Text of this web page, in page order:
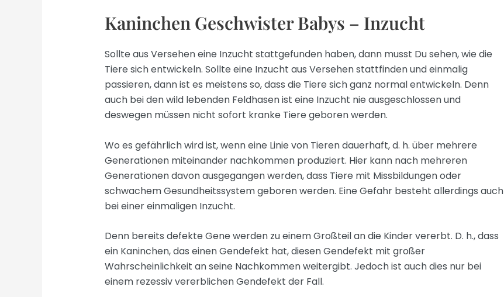
Kaninchen Geschwister Babys – Inzucht
Sollte aus Versehen eine Inzucht stattgefunden haben, dann musst Du sehen, wie die
Tiere sich entwickeln. Sollte eine Inzucht aus Versehen stattfinden und einmalig
passieren, dann ist es meistens so, dass die Tiere sich ganz normal entwickeln. Denn
auch bei den wild lebenden Feldhasen ist eine Inzucht nie ausgeschlossen und
deswegen müssen nicht sofort kranke Tiere geboren werden.
Wo es gefährlich wird ist, wenn eine Linie von Tieren dauerhaft, d. h. über mehrere
Generationen miteinander nachkommen produziert. Hier kann nach mehreren
Generationen davon ausgegangen werden, dass Tiere mit Missbildungen oder
schwachem Gesundheitssystem geboren werden. Eine Gefahr besteht allerdings auch
bei einer einmaligen Inzucht.
Denn bereits defekte Gene werden zu einem Großteil an die Kinder vererbt. D. h., dass
ein Kaninchen, das einen Gendefekt hat, diesen Gendefekt mit großer
Wahrscheinlichkeit an seine Nachkommen weitergibt. Jedoch ist auch dies nur bei
einem rezessiv vererblichen Gendefekt der Fall.